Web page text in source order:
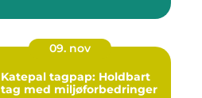
09. nov
Katepal tagpap: Holdbart
tag med miljøforbedringer